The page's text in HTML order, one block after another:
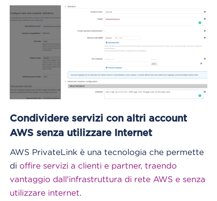
Condividere servizi con altri account
AWS senza utilizzare Internet
AWS PrivateLink è una tecnologia che permette
di offire servizi a clienti e partner, traendo
vantaggio dall'infrastruttura di rete AWS e senza
utilizzare internet.